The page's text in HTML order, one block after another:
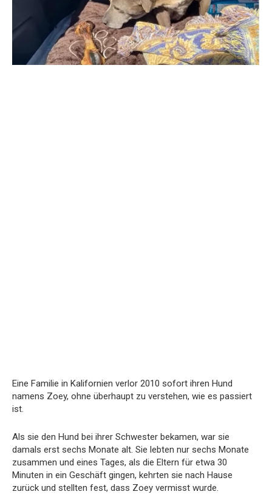
Eine Familie in Kalifornien verlor 2010 sofort ihren Hund
namens Zoey, ohne überhaupt zu verstehen, wie es passiert
ist.
Als sie den Hund bei ihrer Schwester bekamen, war sie
damals erst sechs Monate alt. Sie lebten nur sechs Monate
zusammen und eines Tages, als die Eltern für etwa 30
Minuten in ein Geschäft gingen, kehrten sie nach Hause
zurück und stellten fest, dass Zoey vermisst wurde.